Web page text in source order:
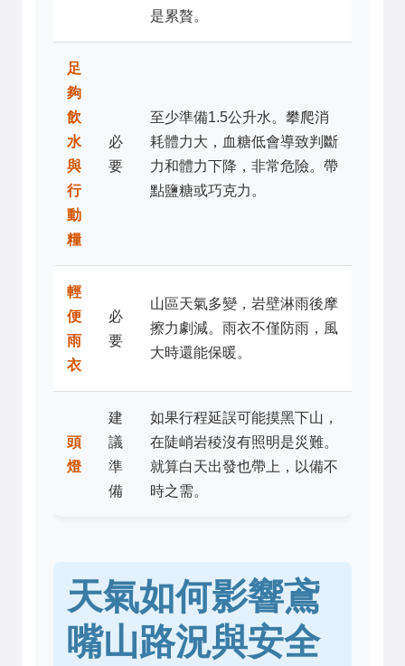
是累贅。
足
夠
飲
水
與
行
動
糧
必
要
至少準備1.5公升水。攀爬消
耗體力大，血糖低會導致判斷
力和體力下降，非常危險。帶
點鹽糖或巧克力。
輕
便
雨
衣
必
要
山區天氣多變，岩壁淋雨後摩
擦力劇減。雨衣不僅防雨，風
大時還能保暖。
頭
燈
建
議
準
備
如果行程延誤可能摸黑下山，
在陡峭岩稜沒有照明是災難。
就算白天出發也帶上，以備不
時之需。
天氣如何影響鳶
嘴山路況與安全